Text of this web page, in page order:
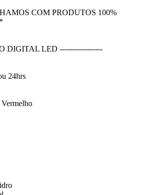
COM PRODUTOS 100%
DIGITAL LED -----------------
24hrs